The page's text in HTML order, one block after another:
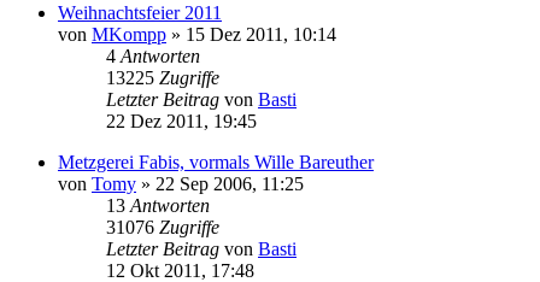
Weihnachtsfeier 2011
von MKompp » 15 Dez 2011, 10:14
4 Antworten
13225 Zugriffe
Letzter Beitrag von Basti
22 Dez 2011, 19:45
Metzgerei Fabis, vormals Wille Bareuther
von Tomy » 22 Sep 2006, 11:25
13 Antworten
31076 Zugriffe
Letzter Beitrag von Basti
12 Okt 2011, 17:48